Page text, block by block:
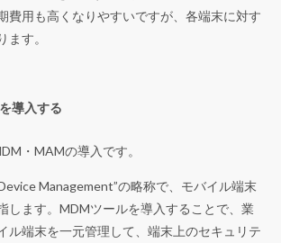
費用も高くなりやすいですが、各端末に対す
ます。
導入する
・MAMの導入です。
Management”の略称で、モバイル端末
します。MDMツールを導入することで、業
ル端末を一元管理して、端末上のセキュリテ